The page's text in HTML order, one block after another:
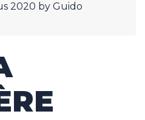
2020 by Guido